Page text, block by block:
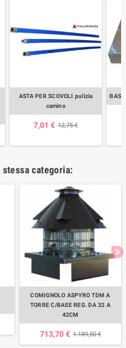
ASTA PER SCOVOLI pulizia
camino
7,01 € 12,75 €
categoria:
COMIGNOLO ASPYRO TDM A
TORRE C/BASE REG. DA 32 A
42CM
713,70 € 1.189,50 €